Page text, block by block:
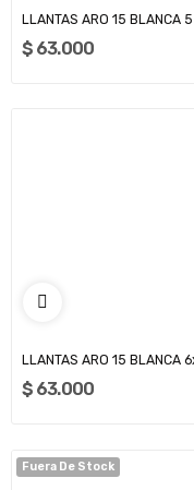
$ 63.000
$ 63.000
Fuera De Stock